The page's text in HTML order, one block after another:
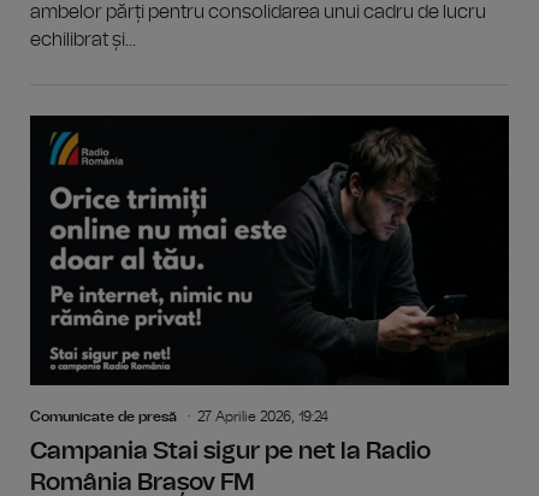
ambelor părți pentru consolidarea unui cadru de lucru
echilibrat și...
Comunicate de presă 27 Aprilie 2026, 19:24
Campania Stai sigur pe net la Radio
România Brașov FM